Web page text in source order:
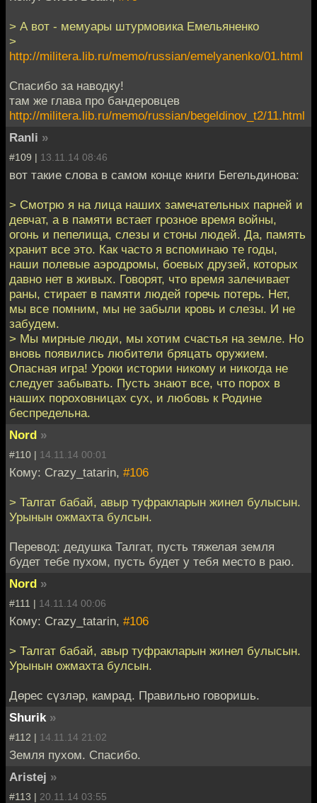
> А вот - мемуары штурмовика Емельяненко
>
http://militera.lib.ru/memo/russian/emelyanenko/01.html
Спасибо за наводку!
там же глава про бандеровцев
http://militera.lib.ru/memo/russian/begeldinov_t2/11.html
Ranli »
#109 | 13.11.14 08:46
вот такие слова в самом конце книги Бегельдинова:
> Смотрю я на лица наших замечательных парней и
девчат, а в памяти встает грозное время войны,
огонь и пепелища, слезы и стоны людей. Да, память
хранит все это. Как часто я вспоминаю те годы,
наши полевые аэродромы, боевых друзей, которых
давно нет в живых. Говорят, что время залечивает
раны, стирает в памяти людей горечь потерь. Нет,
мы все помним, мы не забыли кровь и слезы. И не
забудем.
> Мы мирные люди, мы хотим счастья на земле. Но
вновь появились любители бряцать оружием.
Опасная игра! Уроки истории никому и никогда не
следует забывать. Пусть знают все, что порох в
наших пороховницах сух, и любовь к Родине
беспредельна.
Nord »
#110 | 14.11.14 00:01
Кому: Crazy_tatarin, #106
> Талгат бабай, авыр туфракларын жинел булысын.
Урынын ожмахта булсын.
Перевод: дедушка Талгат, пусть тяжелая земля
будет тебе пухом, пусть будет у тебя место в раю.
Nord »
#111 | 14.11.14 00:06
Кому: Crazy_tatarin, #106
> Талгат бабай, авыр туфракларын жинел булысын.
Урынын ожмахта булсын.
Дөрес сүзләр, камрад. Правильно говоришь.
Shurik »
#112 | 14.11.14 21:02
Земля пухом. Спасибо.
Aristej »
#113 | 20.11.14 03:55